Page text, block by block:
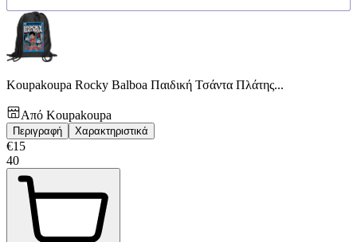
Koupakoupa Rocky Balboa Παιδική Τσάντα Πλάτης...
Από Koupakoupa
Περιγραφή Χαρακτηριστικά
€15
40